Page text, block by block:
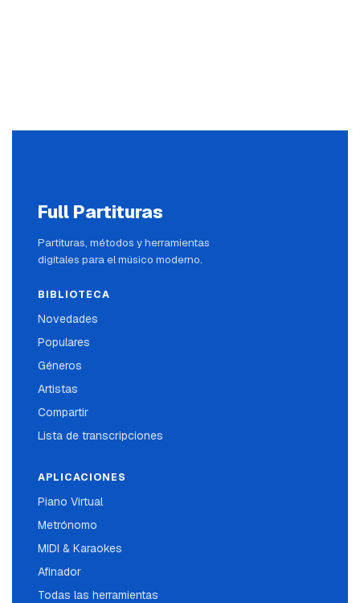
Full Partituras
Partituras, métodos y herramientas
digitales para el músico moderno.
BIBLIOTECA
Novedades
Populares
Géneros
Artistas
Compartir
Lista de transcripciones
APLICACIONES
Piano Virtual
Metrónomo
MIDI & Karaokes
Afinador
Todas las herramientas